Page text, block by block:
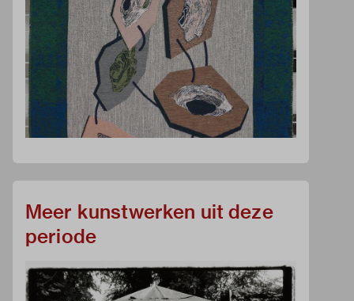
Meer kunstwerken uit deze
periode